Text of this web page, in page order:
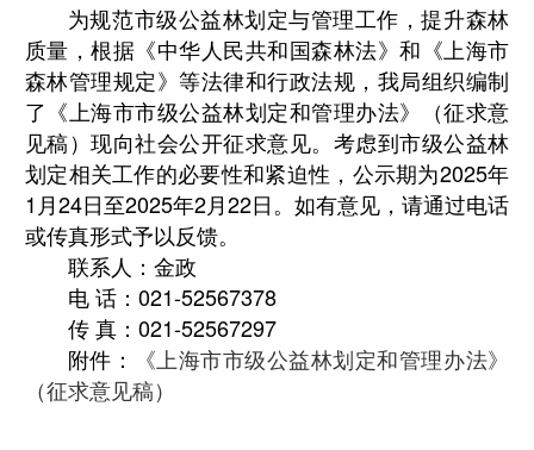
为规范市级公益林划定与管理工作，提升森林
质量，根据《中华人民共和国森林法》和《上海市
森林管理规定》等法律和行政法规，我局组织编制
了《上海市市级公益林划定和管理办法》（征求意
见稿）现向社会公开征求意见。考虑到市级公益林
划定相关工作的必要性和紧迫性，公示期为2025年
1月24日至2025年2月22日。如有意见，请通过电话
或传真形式予以反馈。
联系人：金政
电 话：021-52567378
传 真：021-52567297
附件：
《上海市市级公益林划定和管理办法》
（征求意见稿）